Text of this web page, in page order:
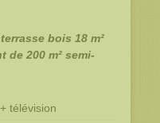
bois 18 m²
de 200 m² semi-
télévision